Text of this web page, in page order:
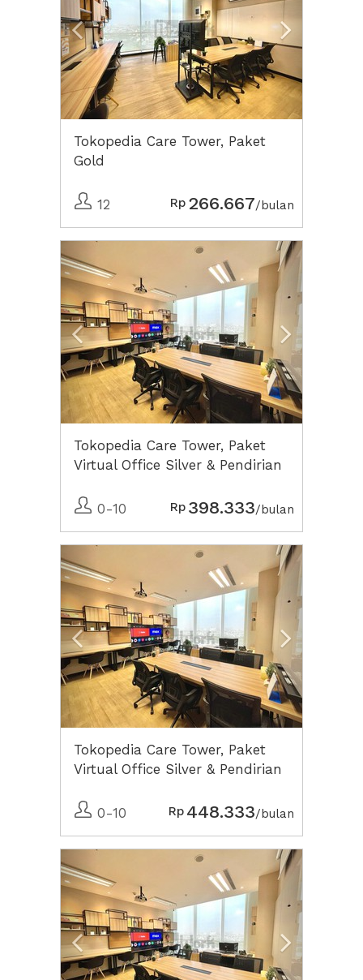
Tokopedia Care Tower, Paket
Gold
12 Rp 266.667/bulan
Next2
Tokopedia Care Tower, Paket
Virtual Office Silver & Pendirian
0-10
Rp 398.333/bulan
Next2
Tokopedia Care Tower, Paket
Virtual Office Silver & Pendirian
0-10
Rp 448.333/bulan
Next2